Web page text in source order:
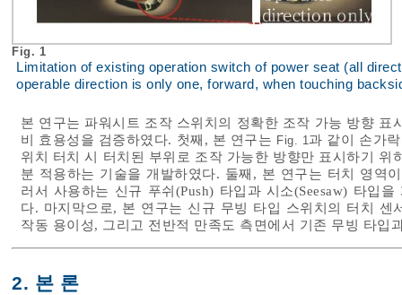
Fig. 1
Limitation of existing operation switch of power seat (all
operable direction is only one, forward, when touching
본 연구는 파워시트 조작 스위치의 정확한 조작 가능 방향
비 효용성을 검증하였다. 첫째, 본 연구는 Fig. 1과 같이 손가
위치 터치 시 터치된 부위로 조작 가능한 방향만 표시하기
분 적용하는 기술을 개발하였다. 둘째, 본 연구는 터치 영역
러서 사용하는 신규 푸쉬(Push) 타입과 시소(Seesaw) 타입
다. 마지막으로, 본 연구는 신규 무빙 타입 스위치의 터치
작동 용이성, 그리고 전반적 만족도 측면에서 기존 무빙 타입
2. 본 론